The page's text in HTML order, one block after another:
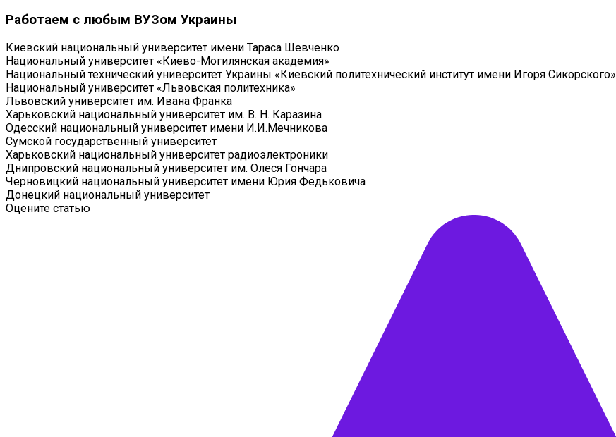
Работаем с любым ВУЗом Украины
Киевский национальный университет имени Тараса Шевченко
Национальный университет «Киево-Могилянская академия»
Национальный технический университет Украины «Киевский политехнический институт имени Игоря Сикорского»
Национальный университет «Львовская политехника»
Львовский университет им. Ивана Франка
Харьковский национальный университет им. В. Н. Каразина
Одесский национальный университет имени И.И.Мечникова
Сумской государственный университет
Харьковский национальный университет радиоэлектроники
Днипровский национальный университет им. Олеся Гончара
Черновицкий национальный университет имени Юрия Федьковича
Донецкий национальный университет
Оцените статью